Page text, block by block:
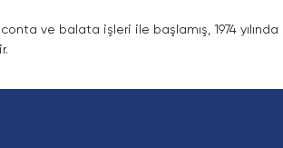
ve balata işleri ile başlamış, 1974 yılında